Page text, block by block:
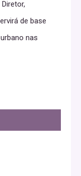
de base
nas